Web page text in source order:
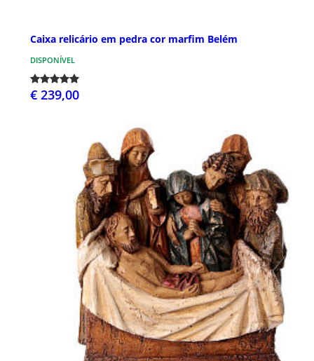
Caixa relicário em pedra cor marfim Belém
DISPONÍVEL
€ 239,00